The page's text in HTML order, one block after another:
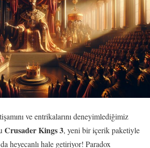
ve entrikalarını deneyimlediğimiz
Crusader Kings 3, yeni bir içerik paketiyle
heyecanlı hale getiriyor! Paradox